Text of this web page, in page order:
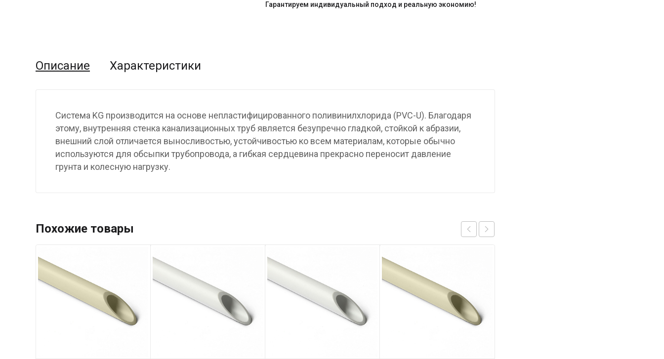
Гарантируем индивидуальный подход и реальную экономию!
Описание Характеристики
Система KG производится на основе непластифицированного поливинилхлорида (PVC-U). Благодаря
этому, внутренняя стенка канализационных труб является безупречно гладкой, стойкой к абразии,
внешний слой отличается выносливостью, устойчивостью ко всем материалам, которые обычно
используются для обсыпки трубопровода, а гибкая сердцевина прекрасно переносит давление
грунта и колесную нагрузку.
Похожие товары